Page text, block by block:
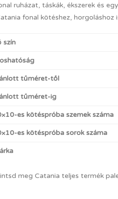
ruházat, táskák, ékszerek és
fonal kötéshez,
szín
tűméret-től
tűméret-ig
es kötéspróba szemek száma
es kötéspróba sorok száma
meg Catania teljes termék